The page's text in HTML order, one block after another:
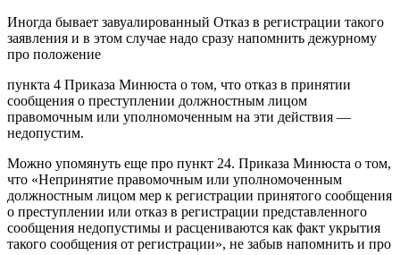
Иногда бывает завуалированный Отказ в регистрации такого
заявления и в этом случае надо сразу напомнить дежурному
про положение
пункта 4 Приказа Минюста о том, что отказ в принятии
сообщения о преступлении должностным лицом
правомочным или уполномоченным на эти действия —
недопустим.
Можно упомянуть еще про пункт 24. Приказа Минюста о том,
что «Непринятие правомочным или уполномоченным
должностным лицом мер к регистрации принятого сообщения
о преступлении или отказ в регистрации представленного
сообщения недопустимы и расцениваются как факт укрытия
такого сообщения от регистрации», не забыв напомнить и про